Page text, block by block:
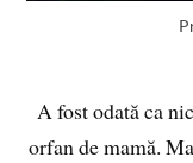
A fost odată ca
orfan de mamă.